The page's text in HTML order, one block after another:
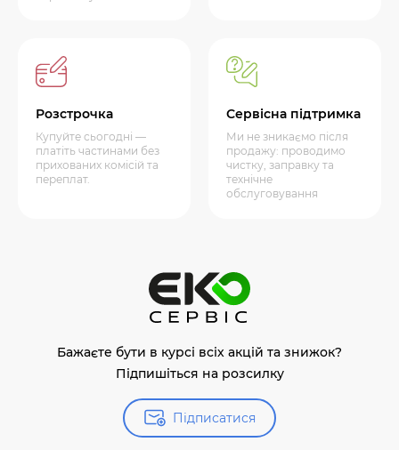
Розстрочка
Купуйте сьогодні —
платіть частинами без
прихованих комісій та
переплат.
Сервісна підтримка
Ми не зникаємо після
продажу: проводимо
чистку, заправку та
технічне
обслуговування
Бажаєте бути в курсі всіх акцій та знижок?
Підпишіться на розсилку
Підписатися